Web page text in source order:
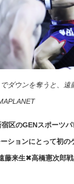
でダウンを奪うと、
区のGENスポーツ
ションにとって初の
藤来生✖高橋憲次郎